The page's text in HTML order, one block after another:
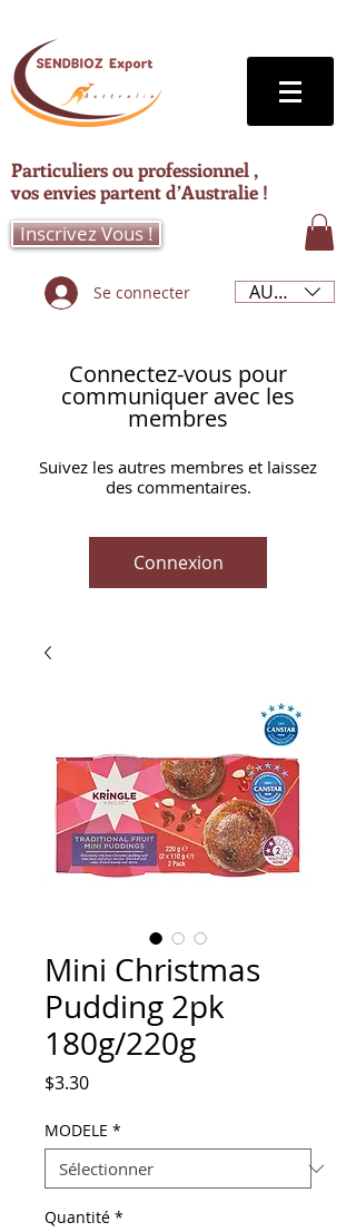
Particuliers ou professionnel ,
vos envies partent d’Australie !
Inscrivez Vous !
Se connecter AUD (AU$)
Connectez-vous pour
communiquer avec les
membres
Suivez les autres membres et laissez
des commentaires.
Connexion
Mini Christmas
Pudding 2pk
180g/220g
$3.30Prix
MODELE *
Quantité *